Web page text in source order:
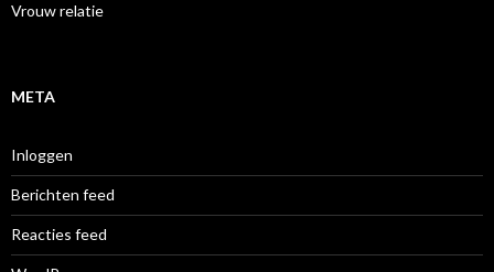
Vrouw relatie
META
Inloggen
Berichten feed
Reacties feed